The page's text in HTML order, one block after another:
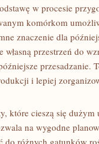
w procesie
komórkom
znaczenie dla
przestrzeń do
przesadzanie.
i lepiej
które cieszą się
na wygodne
do różnych gatunków